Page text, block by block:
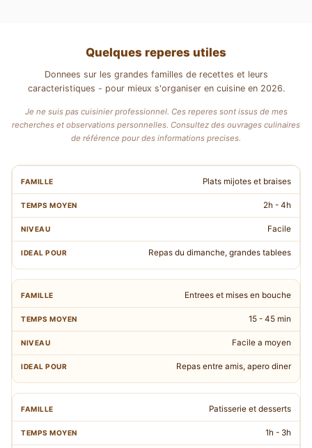
Quelques reperes utiles
Donnees sur les grandes familles de recettes et leurs
caracteristiques - pour mieux s'organiser en cuisine en 2026.
Je ne suis pas cuisinier professionnel. Ces reperes sont issus de mes
recherches et observations personnelles. Consultez des ouvrages culinaires
de référence pour des informations precises.
Plats mijotes et braises
2h - 4h
Facile
Repas du dimanche, grandes tablees
Entrees et mises en bouche
15 - 45 min
Facile a moyen
Repas entre amis, apero diner
Patisserie et desserts
1h - 3h